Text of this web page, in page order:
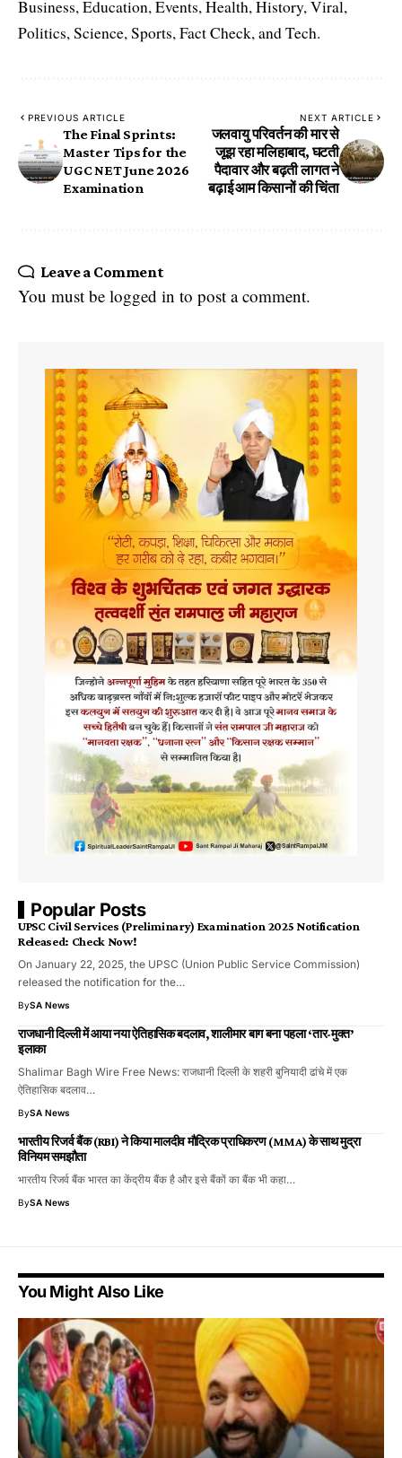
Business, Education, Events, Health, History, Viral,
Politics, Science, Sports, Fact Check, and Tech.
PREVIOUS ARTICLE
The Final Sprints:
Master Tips for the
UGC NET June 2026
Examination
NEXT ARTICLE
जलवायु परिवर्तन की मार से
जूझ रहा मलिहाबाद, घटती
पैदावार और बढ़ती लागत ने
बढ़ाई आम किसानों की चिंता
Leave a Comment
You must be logged in to post a comment.
Popular Posts
UPSC Civil Services (Preliminary) Examination 2025 Notification
Released: Check Now!
On January 22, 2025, the UPSC (Union Public Service Commission)
released the notification for the…
BySA News
राजधानी दिल्ली में आया नया ऐतिहासिक बदलाव, शालीमार बाग बना पहला ‘तार-मुक्त’
इलाका
Shalimar Bagh Wire Free News: राजधानी दिल्ली के शहरी बुनियादी ढांचे में एक
ऐतिहासिक बदलाव…
BySA News
भारतीय रिजर्व बैंक (RBI) ने किया मालदीव मौद्रिक प्राधिकरण (MMA) के साथ मुद्रा
विनियम समझौता
भारतीय रिजर्व बैंक भारत का केंद्रीय बैंक है और इसे बैंकों का बैंक भी कहा…
BySA News
You Might Also Like